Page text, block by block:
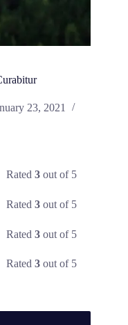
23, 2021
Rated3 out of 5
Rated3 out of 5
Rated3 out of 5
Rated3 out of 5